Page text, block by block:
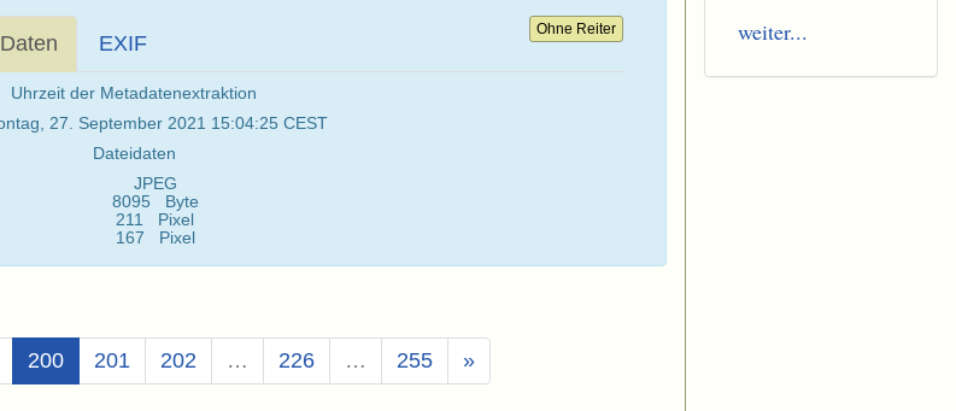
Ohne Reiter
EXIF
Uhrzeit der Metadatenextraktion
27. September 2021 15:04:25 CEST
Dateidaten
JPEG
8095 Byte
211 Pixel
167 Pixel
200(Aktuell)
201 202 … 226 … 255 »
weiter...